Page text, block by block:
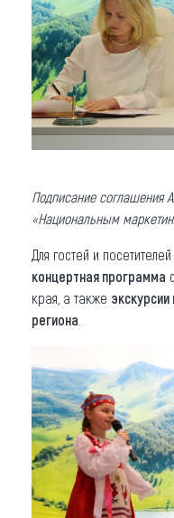
Подписание соглашения
«Национальным
Для гостей и
концертная программа
края, а также
региона